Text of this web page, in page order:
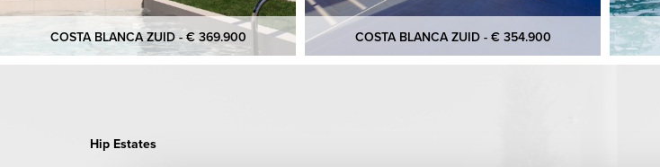
COSTA BLANCA ZUID - € 369.900 COSTA BLANCA ZUID - € 354.900
Hip Estates